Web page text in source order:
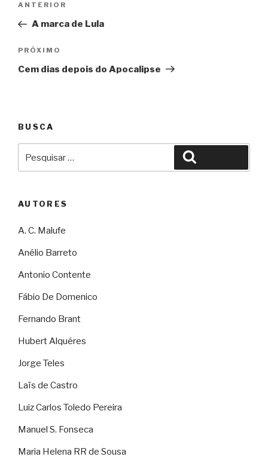
Post
Anterior
ANTERIOR
A marca de Lula
Próximo
PRÓXIMO
Cem dias depois do Apocalipse
BUSCA
por:
AUTORES
A. C. Malufe
Anélio Barreto
Antonio Contente
Fábio De Domenico
Fernando Brant
Hubert Alquéres
Jorge Teles
Laïs de Castro
Luiz Carlos Toledo Pereira
Manuel S. Fonseca
Maria Helena RR de Sousa